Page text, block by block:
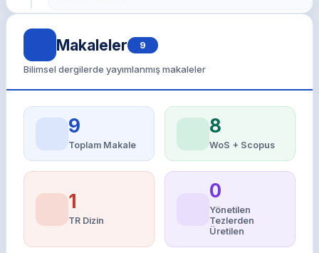
Makaleler 9
Bilimsel dergilerde yayımlanmış makaleler
9
Toplam Makale
8
WoS + Scopus
1
TR Dizin
0
Yönetilen
Tezlerden
Üretilen